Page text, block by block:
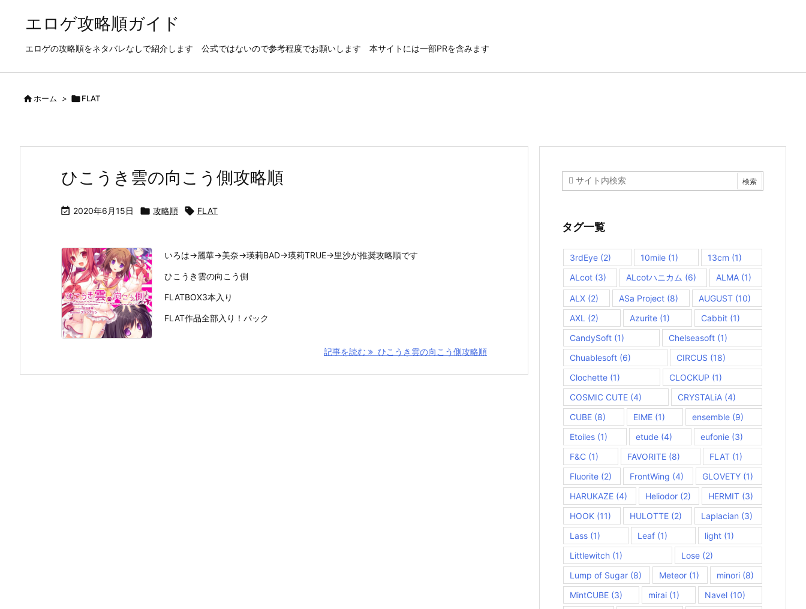
エロゲ攻略順ガイド
エロゲの攻略順をネタバレなしで紹介します 公式ではないので参考程度でお願いします 本サイトには一部PRを含みます
ホーム > FLAT
ひこうき雲の向こう側攻略順
 2020年6月15日  攻略順  FLAT
いろは→麗華→美奈→瑛莉BAD→瑛莉TRUE→里沙が推奨攻略順です
ひこうき雲の向こう側
FLATBOX3本入り
FLAT作品全部入り！パック
記事を読む ひこうき雲の向こう側攻略順
タグ一覧
3rdEye (2) 10mile (1) 13cm (1)
ALcot (3) ALcotハニカム (6) ALMA (1)
ALX (2) ASa Project (8) AUGUST (10)
AXL (2) Azurite (1) Cabbit (1)
CandySoft (1) Chelseasoft(1)
Chuablesoft (6) CIRCUS (18)
Clochette (1) CLOCKUP (1)
COSMIC CUTE (4) CRYSTALiA(4)
CUBE (8) EIME(1) ensemble (9)
Etoiles (1) etude (4) eufonie (3)
F&C (1) FAVORITE (8) FLAT(1)
Fluorite (2) FrontWing (4) GLOVETY(1)
HARUKAZE (4) Heliodor(2) HERMIT (3)
HOOK (11) HULOTTE (2) Laplacian (3)
Lass (1) Leaf (1) light (1)
Littlewitch (1) Lose(2)
Lump of Sugar (8) Meteor (1) minori (8)
MintCUBE (3) mirai(1) Navel (10)